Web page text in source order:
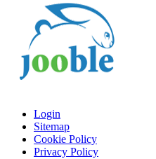
Login
Sitemap
Cookie Policy
Privacy Policy